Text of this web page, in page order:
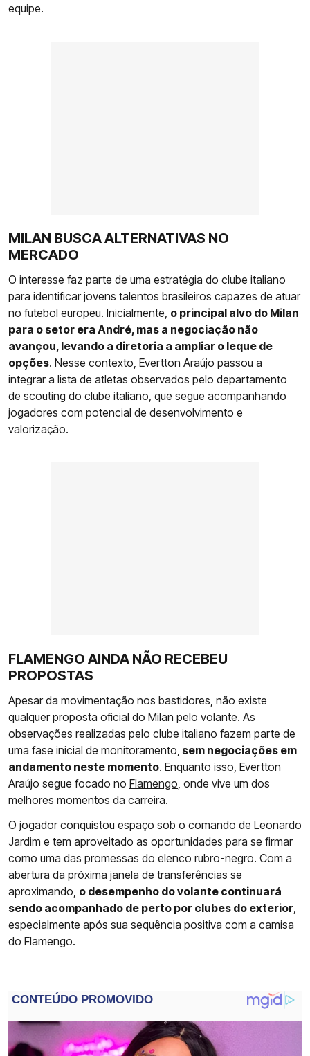
equipe.
MILAN BUSCA ALTERNATIVAS NO
MERCADO
O interesse faz parte de uma estratégia do clube italiano
para identificar jovens talentos brasileiros capazes de atuar
no futebol europeu. Inicialmente, o principal alvo do Milan
para o setor era André, mas a negociação não
avançou, levando a diretoria a ampliar o leque de
opções. Nesse contexto, Evertton Araújo passou a
integrar a lista de atletas observados pelo departamento
de scouting do clube italiano, que segue acompanhando
jogadores com potencial de desenvolvimento e
valorização.
FLAMENGO AINDA NÃO RECEBEU
PROPOSTAS
Apesar da movimentação nos bastidores, não existe
qualquer proposta oficial do Milan pelo volante. As
observações realizadas pelo clube italiano fazem parte de
uma fase inicial de monitoramento, sem negociações em
andamento neste momento. Enquanto isso, Evertton
Araújo segue focado no Flamengo , onde vive um dos
melhores momentos da carreira.
O jogador conquistou espaço sob o comando de Leonardo
Jardim e tem aproveitado as oportunidades para se firmar
como uma das promessas do elenco rubro-negro. Com a
abertura da próxima janela de transferências se
aproximando, o desempenho do volante continuará
sendo acompanhado de perto por clubes do exterior
especialmente após sua sequência positiva com a camisa
do Flamengo.